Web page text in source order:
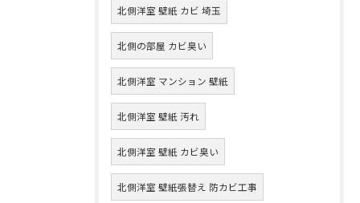
北側洋室 壁紙 カビ 埼玉
北側の部屋 カビ臭い
北側洋室 マンション 壁紙
北側洋室 壁紙 汚れ
北側洋室 壁紙 カビ臭い
北側洋室 壁紙張替え 防カビ工事